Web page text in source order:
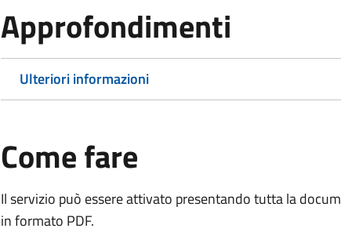
Approfondimenti
Ulteriori informazioni
Come fare
Il servizio può essere attivato presentando tutta la
in formato PDF.